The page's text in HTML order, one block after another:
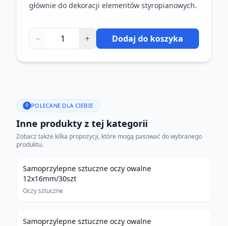
głównie do dekoracji elementów styropianowych.
− + Dodaj do koszyka
POLECANE DLA CIEBIE
Inne produkty z tej kategorii
Zobacz także kilka propozycji, które mogą pasować do wybranego
produktu.
Samoprzylepne sztuczne oczy owalne
12x16mm/30szt
Oczy sztuczne
Samoprzylepne sztuczne oczy owalne